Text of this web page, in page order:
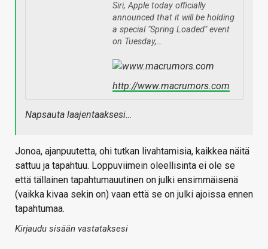
Siri, Apple today officially
announced that it will be holding
a special "Spring Loaded" event
on Tuesday,…
http://www.macrumors.com
Napsauta laajentaaksesi…
Jonoa, ajanpuutetta, ohi tutkan livahtamisia, kaikkea näitä
sattuu ja tapahtuu. Loppuviimein oleellisinta ei ole se
että tällainen tapahtumauutinen on julki ensimmäisenä
(vaikka kivaa sekin on) vaan että se on julki ajoissa ennen
tapahtumaa.
Kirjaudu sisään vastataksesi